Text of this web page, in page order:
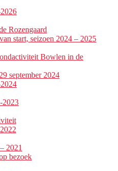
Rozengaard
start, seizoen 2024 – 2025
Bowlen in de
september 2024
2023
2021
bezoek